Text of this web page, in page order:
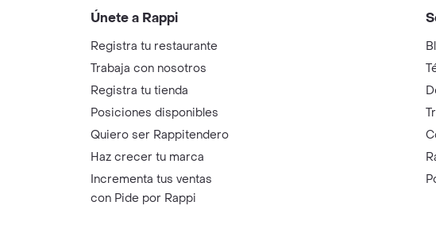
Únete a Rappi
Registra tu restaurante
Trabaja con nosotros
Registra tu tienda
Posiciones disponibles
Quiero ser Rappitendero
Haz crecer tu marca
Incrementa tus ventas
con Pide por Rappi